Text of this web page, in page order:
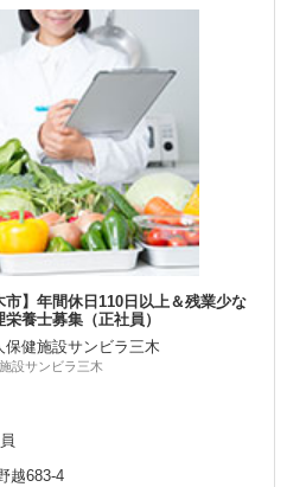
市】年間休日110日以上＆残業少な
養士募集（正社員）
健施設サンビラ三木
設サンビラ三木
越683-4